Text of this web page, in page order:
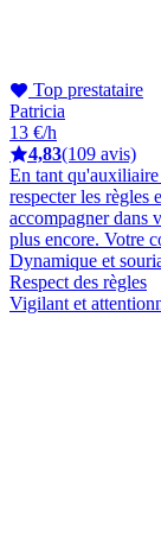
Top prestataire
Patricia
13 €/h
4,83(109 avis)
En tant
respecter les règles
accompagner dans
plus encore. Votre
Dynamique et
Respect des règles
Vigilant et